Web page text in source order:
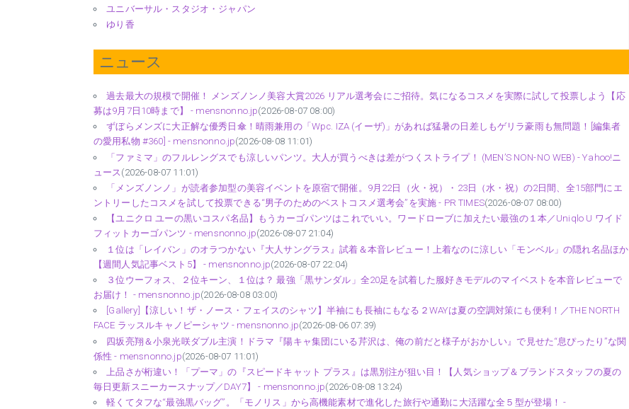
ユニバーサル・スタジオ・ジャパン
ゆり香
ニュース
過去最大の規模で開催！ メンズノンノ美容大賞2026 リアル選考会にご招待。気になるコスメを実際に試して投票しよう【応
募は9月7日10時まで】 - mensnonno.jp(2026-08-07 08:00)
ずぼらメンズに大正解な優秀日傘！晴雨兼用の「Wpc. IZA (イーザ)」があれば猛暑の日差しもゲリラ豪雨も無問題！[編集者
の愛用私物 #360] - mensnonno.jp(2026-08-08 11:01)
「ファミマ」のフルレングスでも涼しいパンツ。大人が買うべきは差がつくストライプ！ (MEN’S NON-NO WEB) - Yahoo!ニ
ュース (2026-08-07 11:01)
「メンズノンノ」が読者参加型の美容イベントを原宿で開催。9月22日（火・祝）・23日（水・祝）の2日間、全15部門にエ
ントリーしたコスメを試して投票できる“男子のためのベストコスメ選考会”を実施 - PR TIMES(2026-08-07 08:00)
【ユニクロ ユーの黒いコスパ名品】もうカーゴパンツはこれでいい。ワードローブに加えたい最強の１本／Uniqlo U ワイド
フィットカーゴパンツ - mensnonno.jp(2026-08-07 21:04)
１位は「レイバン」のオラつかない『大人サングラス』試着＆本音レビュー！上着なのに涼しい「モンベル」の隠れ名品ほか
【週間人気記事ベスト5】 - mensnonno.jp(2026-08-07 22:04)
３位ウーフォス、２位キーン、１位は？ 最強「黒サンダル」全20足を試着した服好きモデルのマイベストを本音レビューで
お届け！ - mensnonno.jp(2026-08-08 03:00)
[Gallery]【涼しい！ザ・ノース・フェイスのシャツ】半袖にも長袖にもなる２WAYは夏の空調対策にも便利！／THE NORTH
FACE ラッスルキャノピーシャツ - mensnonno.jp(2026-08-06 07:39)
四坂亮翔＆小泉光咲ダブル主演！ドラマ『陽キャ集団にいる芹沢は、俺の前だと様子がおかしい』で見せた“息ぴったり”な関
係性 - mensnonno.jp(2026-08-07 11:01)
上品さが桁違い！「プーマ」の『スピードキャット プラス』は黒別注が狙い目！【人気ショップ＆ブランドスタッフの夏の
毎日更新スニーカースナップ／DAY7】 - mensnonno.jp(2026-08-08 13:24)
軽くてタフな“最強黒バッグ”。「モノリス」から高機能素材で進化した旅行や通勤に大活躍な全５型が登場！ -